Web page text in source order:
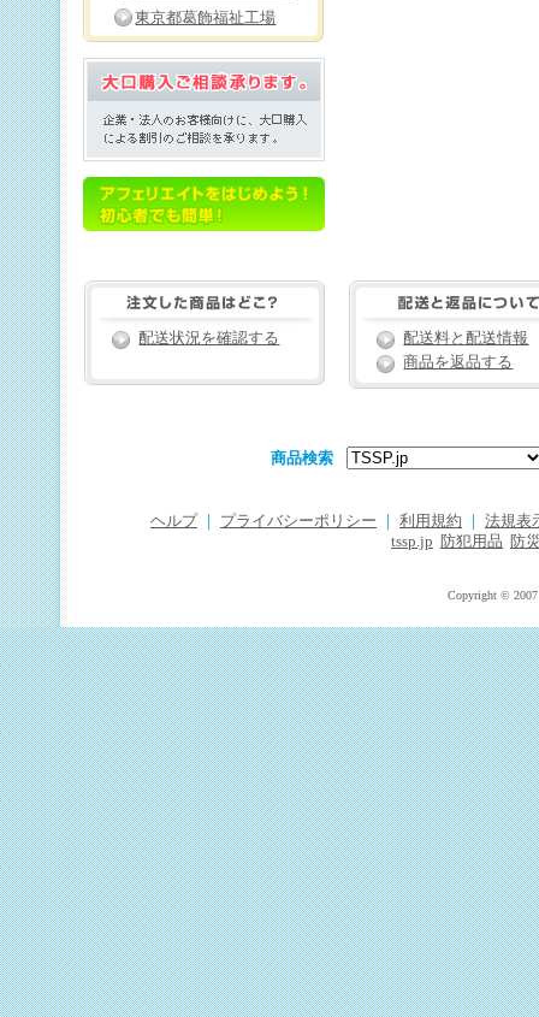
東京都葛飾福祉工場
配送状況を確認する
配送料と配送情報
商品を返品する
商品検索
ヘルプ プライバシーポリシー 利用規約
法規表
tssp.jp
防犯用品 防
Copyright © 2007